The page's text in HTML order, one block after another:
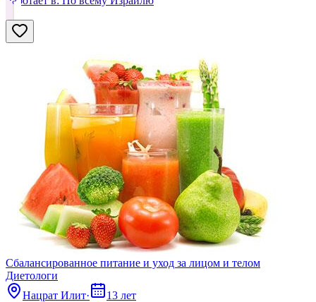
Сбалансированное питание и уход за лицом и телом
Диетологи
Нацрат Илит·
13 лет